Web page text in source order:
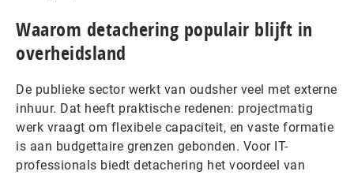
Waarom detachering populair blijft in
overheidsland
De publieke sector werkt van oudsher veel met externe
inhuur. Dat heeft praktische redenen: projectmatig
werk vraagt om flexibele capaciteit, en vaste formatie
is aan budgettaire grenzen gebonden. Voor IT-
professionals biedt detachering het voordeel van